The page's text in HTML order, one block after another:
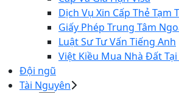
Dịch Vụ Xin Cấp Thẻ Tạm
Giấy Phép Trung Tâm
Luật Sư Tư Vấn Tiếng Anh
Việt Kiều Mua Nhà Đất
Đội ngũ
Tài Nguyên